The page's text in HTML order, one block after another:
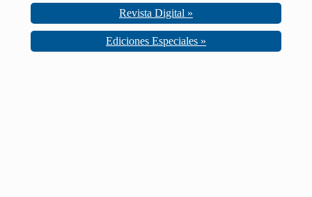
Revista Digital »
Ediciones Especiales »